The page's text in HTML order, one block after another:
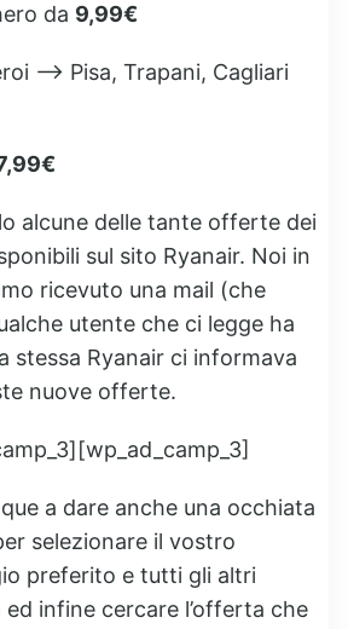
da 9,99€
–> Pisa, Trapani, Cagliari
alcune delle tante offerte dei
sul sito Ryanair. Noi in
ricevuto una mail (che
utente che ci legge ha
stessa Ryanair ci informava
nuove offerte.
a dare anche una occhiata
selezionare il vostro
preferito e tutti gli altri
infine cercare l’offerta che